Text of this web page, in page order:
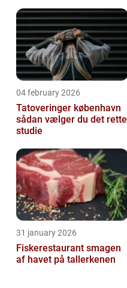
04 february 2026
Tatoveringer københavn
sådan vælger du det rette
studie
31 january 2026
Fiskerestaurant smagen
af havet på tallerkenen